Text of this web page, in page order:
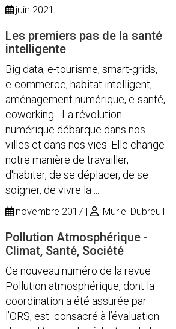
juin 2021
Les premiers pas de la santé
intelligente
Big data, e-tourisme, smart-grids,
e-commerce, habitat intelligent,
aménagement numérique, e-santé,
coworking... La révolution
numérique débarque dans nos
villes et dans nos vies. Elle change
notre manière de travailler,
d'habiter, de se déplacer, de se
soigner, de vivre la ...
novembre 2017 Muriel Dubreuil
Pollution Atmosphérique -
Climat, Santé, Société
Ce nouveau numéro de la revue
Pollution atmosphérique, dont la
coordination a été assurée par
l’ORS, est consacré à l’évaluation